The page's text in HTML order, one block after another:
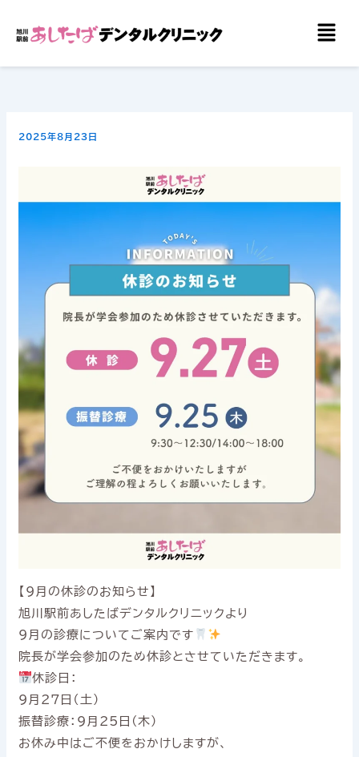
メ
ニ
2025年8月23日
【9月の休診のお知らせ】
旭川駅前あしたばデンタルクリニックより
9月の診療についてご案内です
院長が学会参加のため休診とさせていただきます。
休診日：
9月27日（土）
振替診療：9月25日(木)
お休み中はご不便をおかけしますが、